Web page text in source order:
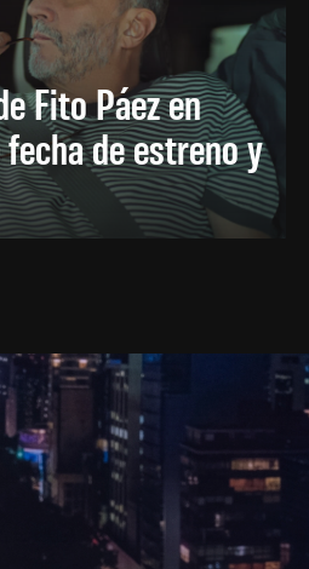
Fito Páez en
de estreno y